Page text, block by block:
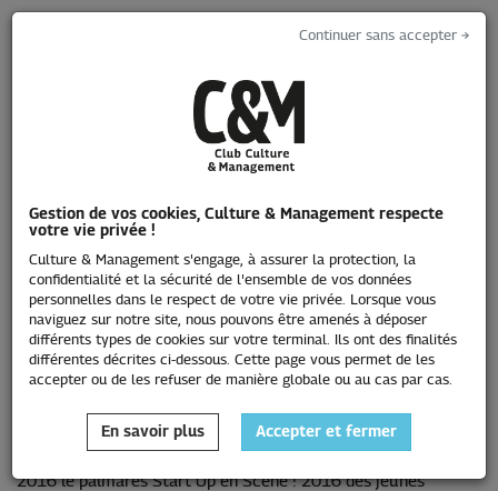
Le Prix Innovation
Édition 2016
2016 le palmarès Start Up en Scène ! 2016 des jeunes
Continuer sans accepter →
Gestion de vos cookies, Culture & Management respecte
votre vie privée !
Culture & Management s'engage, à assurer la protection, la
confidentialité et la sécurité de l'ensemble de vos données
personnelles dans le respect de votre vie privée. Lorsque vous
naviguez sur notre site, nous pouvons être amenés à déposer
différents types de cookies sur votre terminal. Ils ont des finalités
différentes décrites ci-dessous. Cette page vous permet de les
accepter ou de les refuser de manière globale ou au cas par cas.
En savoir plus Accepter et fermer